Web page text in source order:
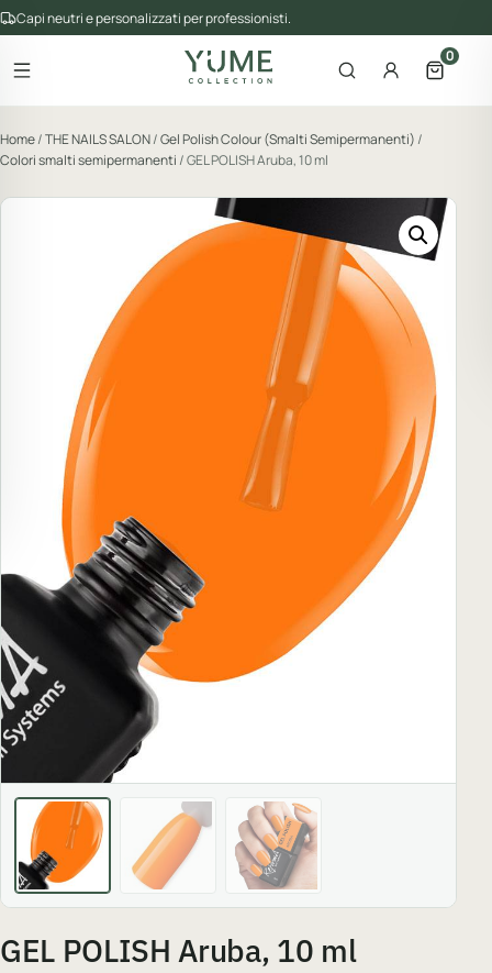
Capi neutri e personalizzati per professionisti.
Apri il menu
del catalogo
Apri la ricerca
AccountApri il
0
Home/THE NAILS SALON/Gel Polish Colour (Smalti Semipermanenti) /
Colori smalti semipermanenti / GEL POLISH Aruba, 10 ml
GEL POLISH Aruba, 10 ml